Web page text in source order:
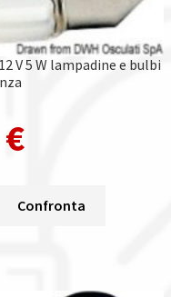
V 5 W lampadine e bulbi
€
Confronta